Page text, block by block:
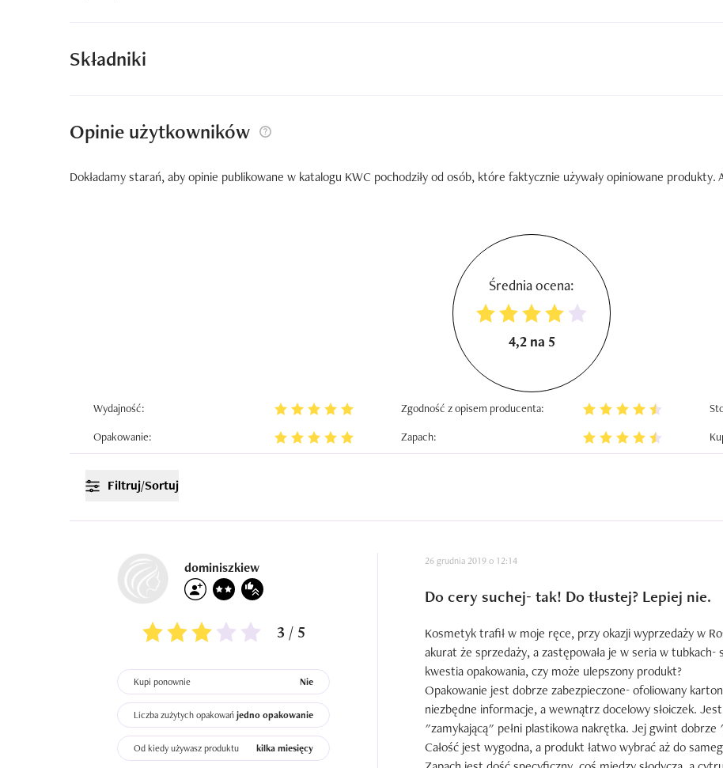
Składniki
Opinie użytkowników
Dokładamy starań, aby opinie publikowane w katalogu KWC pochodziły od osób, które faktycznie używały opiniowane produkty.
Średnia ocena:
4,2 na 5
Wydajność: Zgodność z opisem producenta:
Opakowanie:
Zapach:
Filtruj/Sortuj
dominiszkiew
3 / 5
Kupi ponownie Nie
Liczba zużytych opakowań jedno opakowanie
Od kiedy używasz produktu kilka miesięcy
26 grudnia 2019 o 12:14
Do cery suchej- tak! Do tłustej? Lepiej nie.
Kosmetyk trafił w moje ręce, przy okazji wyprzedaży w
akurat że sprzedaży, a zastępowała je w seria w
kwestia opakowania, czy może ulepszony produkt?
Opakowanie jest dobrze zabezpieczone- ofoliowany
niezbędne informacje, a wewnątrz docelowy słoiczek.
"zamykającą" pełni plastikowa nakrętka. Jej gwint
Całość jest wygodna, a produkt łatwo wybrać aż do